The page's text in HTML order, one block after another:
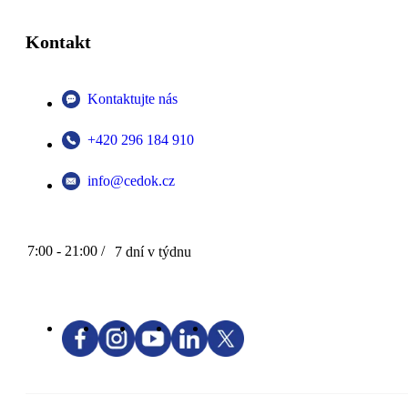
Kontakt
Kontaktujte nás
+420 296 184 910
info@cedok.cz
7:00 - 21:00 / 7 dní v týdnu